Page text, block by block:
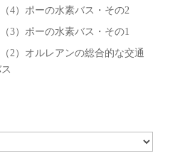
4）ポーの水素バス・その2
3）ポーの水素バス・その1
2）オルレアンの総合的な交通